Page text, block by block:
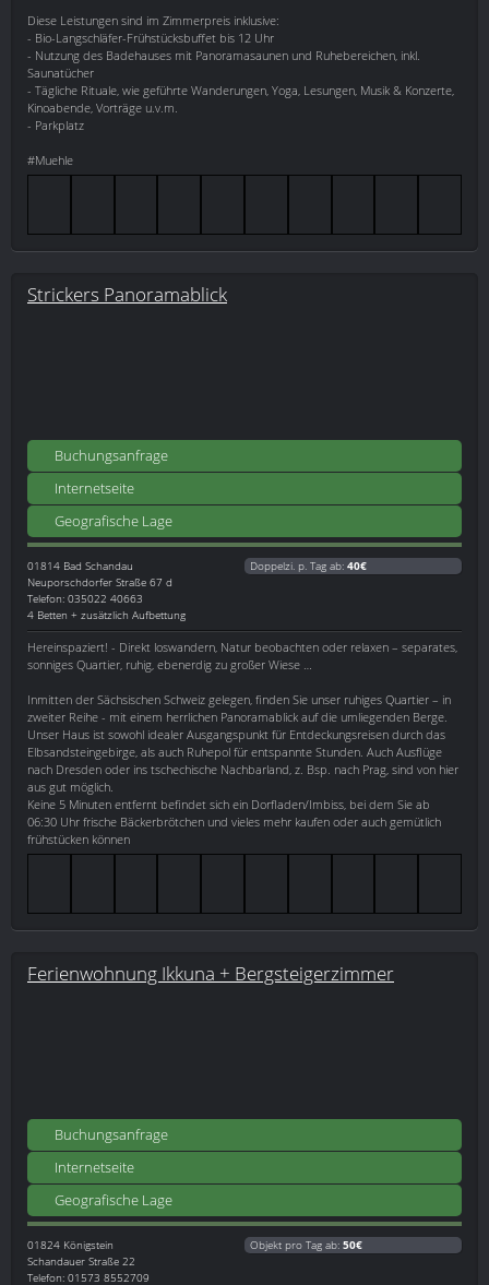
Diese Leistungen sind im Zimmerpreis inklusive:
- Bio-Langschläfer-Frühstücksbuffet bis 12 Uhr
- Nutzung des Badehauses mit Panoramasaunen und Ruhebereichen, inkl.
Saunatücher
- Tägliche Rituale, wie geführte Wanderungen, Yoga, Lesungen, Musik & Konzerte,
Kinoabende, Vorträge u.v.m.
- Parkplatz
#Muehle
Strickers Panoramablick
Buchungsanfrage
Internetseite
Geografische Lage
01814 Bad Schandau
Neuporschdorfer Straße 67 d
Telefon: 035022 40663
4 Betten + zusätzlich Aufbettung
Doppelzi. p. Tag ab: 40€
Hereinspaziert! - Direkt loswandern, Natur beobachten oder relaxen – separates,
sonniges Quartier, ruhig, ebenerdig zu großer Wiese …
Inmitten der Sächsischen Schweiz gelegen, finden Sie unser ruhiges Quartier – in
zweiter Reihe - mit einem herrlichen Panoramablick auf die umliegenden Berge.
Unser Haus ist sowohl idealer Ausgangspunkt für Entdeckungsreisen durch das
Elbsandsteingebirge, als auch Ruhepol für entspannte Stunden. Auch Ausflüge
nach Dresden oder ins tschechische Nachbarland, z. Bsp. nach Prag, sind von hier
aus gut möglich.
Keine 5 Minuten entfernt befindet sich ein Dorfladen/Imbiss, bei dem Sie ab
06:30 Uhr frische Bäckerbrötchen und vieles mehr kaufen oder auch gemütlich
frühstücken können
Ferienwohnung Ikkuna + Bergsteigerzimmer
Buchungsanfrage
Internetseite
Geografische Lage
01824 Königstein
Schandauer Straße 22
Telefon: 01573 8552709
Objekt pro Tag ab: 50€